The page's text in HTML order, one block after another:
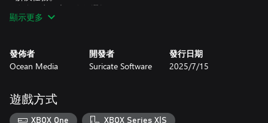
顯示更多
發佈者
Ocean Media
開發者
Suricate Software
發行日期
2025/7/15
遊戲方式
XBOX One XBOX Series X|S